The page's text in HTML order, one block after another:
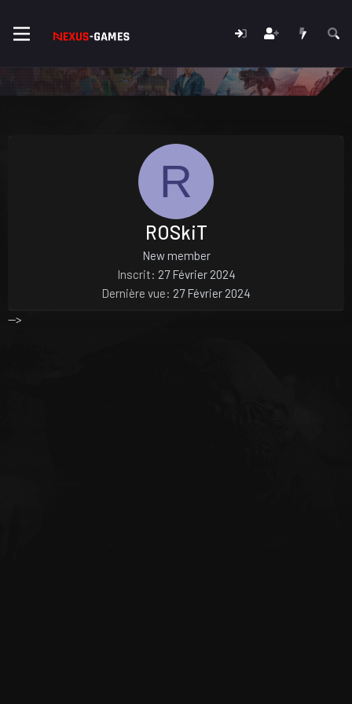
R
ROSkiT
New member
Inscrit
27 Février 2024
Dernière vue
27 Février 2024
-->